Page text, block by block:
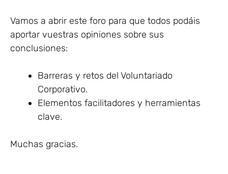
Vamos a abrir este foro para que todos podáis
aportar vuestras opiniones sobre sus
conclusiones:
Barreras y retos del Voluntariado
Corporativo.
Elementos facilitadores y herramientas
clave.
Muchas gracias.